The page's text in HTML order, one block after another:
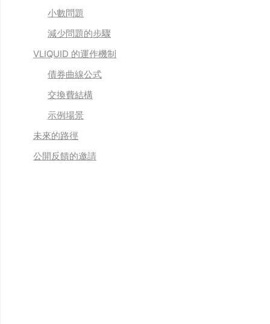
小數問題
減少問題的步驟
VLIQUID 的運作機制
債券曲線公式
交換費結構
示例場景
未來的路徑
公開反饋的邀請